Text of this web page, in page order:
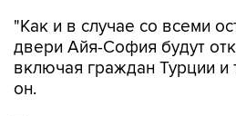
"Как и в случае со всеми
двери Айя-София будут
включая граждан Турции и
он.